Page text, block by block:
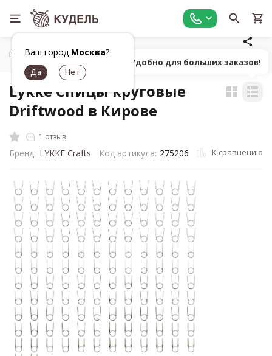
Ваш город Москва?
Главная Все для вязания
Lykke Спицы круговые
Driftwood в Кирове
1 отзыв
Бренд: LYKKE Crafts Код артикула: 275206 К сравнению
Попробуй! Удобно для больших заказов!